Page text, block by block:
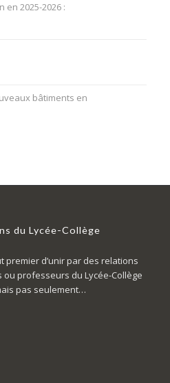
en 2025-2026 :
bâtiments en
du Lycée-Collège
premier d’unir par des relations
professeurs du Lycée-Collège
pas seulement…